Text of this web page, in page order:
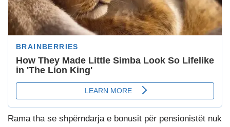
Rama tha se shpërndarja e bonusit për pensionistët nuk